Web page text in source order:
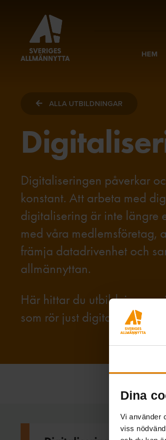
Dina
Vi använder
viss
HEM
ALLA UTBILDNINGAR
Digitaliseringen påverkar
konstant. Att arbeta med
digitalisering är inte längre
med våra medlemsföretag,
främja datadrivenhet och
allmännyttan.
Här hittar du utbildningar,
som rör just digitalisering i